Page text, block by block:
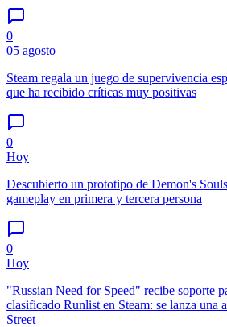
0
05 agosto
Steam regala un juego de supervivencia
que ha recibido críticas muy positivas
0
Hoy
Descubierto un prototipo de Demon's
gameplay en primera y tercera persona
0
Hoy
"Russian Need for Speed" recibe soporte
clasificado Runlist en Steam: se lanza una
Street